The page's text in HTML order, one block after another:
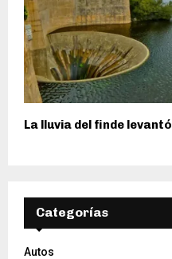
La lluvia del finde
Categorías
Autos